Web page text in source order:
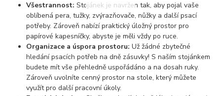
Všestrannost: Stojánek je navržen tak, aby pojal vaše
oblíbená pera, tužky, zvýrazňovače, nůžky a další psací
potřeby. Zároveň nabízí praktický úložný prostor pro
papírové kapesníčky, abyste je měli vždy po ruce.
Organizace a úspora prostoru: Už žádné zbytečné
hledání psacích potřeb na dně zásuvky! S naším stojánkem
budete mít vše přehledně uspořádáno a na dosah ruky.
Zároveň uvolníte cenný prostor na stole, který můžete
využít pro další pracovní úkoly.